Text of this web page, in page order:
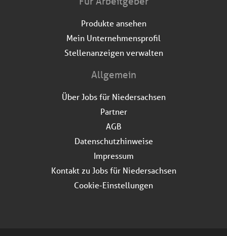
Produkte ansehen
Mein Unternehmensprofil
Stellenanzeigen verwalten
Allgemein
Über Jobs für Niedersachsen
Partner
AGB
Datenschutzhinweise
Impressum
Kontakt zu Jobs für Niedersachsen
Cookie-Einstellungen